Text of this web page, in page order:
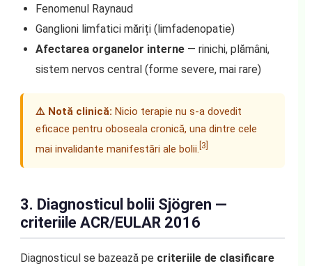
Fenomenul Raynaud
Ganglioni limfatici măriți (limfadenopatie)
Afectarea organelor interne— rinichi, plămâni,
sistem nervos central (forme severe, mai rare)
⚠️ Notă clinică: Nicio terapie nu s-a dovedit
eficace pentru oboseala cronică, una dintre cele
mai invalidante manifestări ale bolii. [3]
3. Diagnosticul bolii Sjögren —
criteriile ACR/EULAR 2016
Diagnosticul se bazează pe criteriile de clasificare